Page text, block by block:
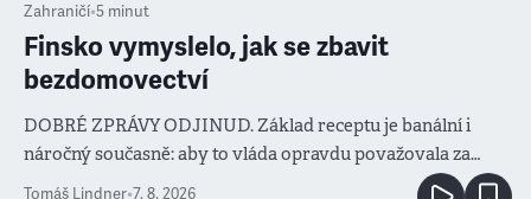
Zahraničí•5 minut
Finsko vymyslelo, jak se zbavit
bezdomovectví
DOBRÉ ZPRÁVY ODJINUD. Základ receptu je banální i
náročný současně: aby to vláda opravdu považovala za
Tomáš Lindner•7. 8. 2026